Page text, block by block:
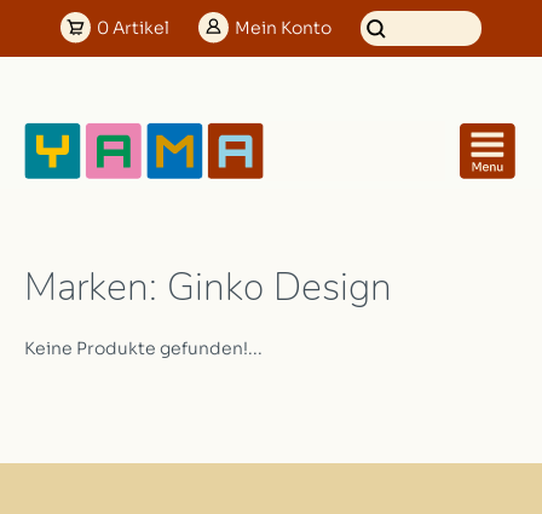
0Artikel Mein Konto
Marken: Ginko Design
Keine Produkte gefunden!...